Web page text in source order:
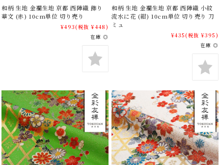
和柄 生地 金襴生地 京都 西陣織 飾り
華文 (赤) 10cm単位 切り売り
¥493(税抜 ¥448)
在庫 ◎
和柄 生地 金襴生地 京都 西陣織 小紋
流水に花 (紺) 10cm単位 切り売り 刀
ミュ
¥435(税抜 ¥395)
在庫 ◎